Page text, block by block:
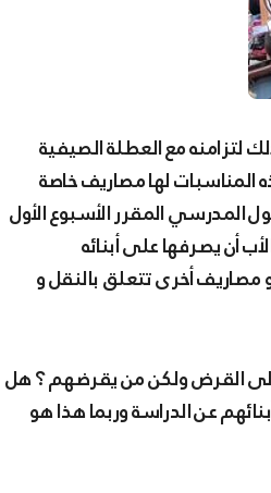
المناسبات لها مصاريف خاصة
المدرسي المقرر الأسبوع الأول
أن يصرفها على أبنائه
أخرى تتعلق بالنقل و
القرض ولكن من يقرضهم ؟ هل
عن الدراسة وربما هذا هو